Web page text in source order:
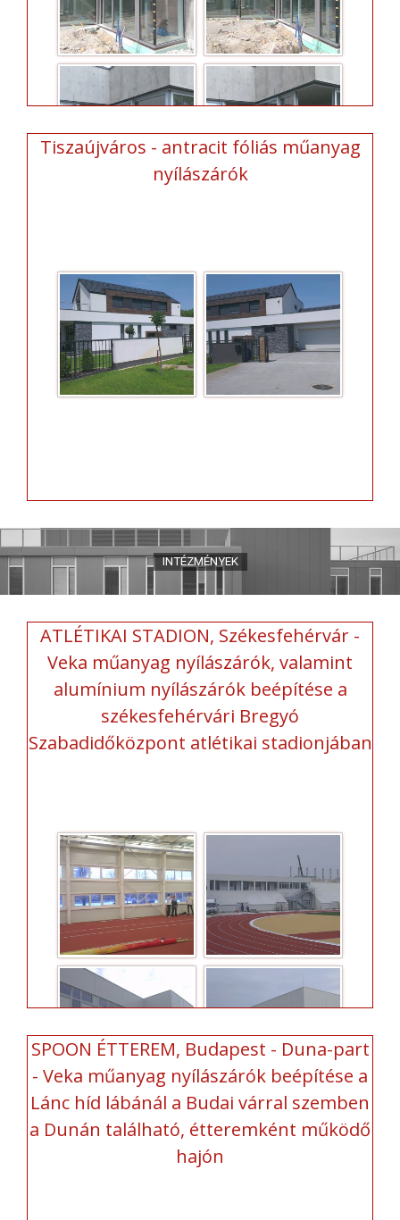
Tiszaújváros - antracit fóliás műanyag
nyílászárók
ATLÉTIKAI STADION, Székesfehérvár -
Veka műanyag nyílászárók, valamint
alumínium nyílászárók beépítése a
székesfehérvári Bregyó
Szabadidőközpont atlétikai stadionjában
SPOON ÉTTEREM, Budapest - Duna-part
- Veka műanyag nyílászárók beépítése a
Lánc híd lábánál a Budai várral szemben
a Dunán található, étteremként működő
hajón